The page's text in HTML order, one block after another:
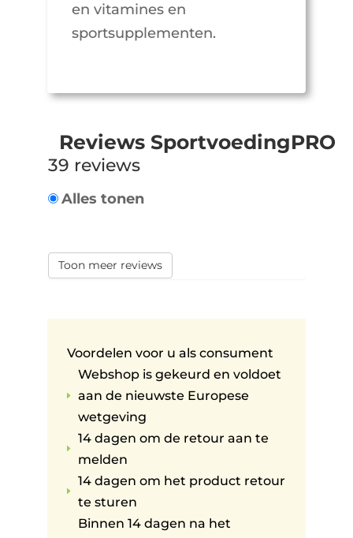
en vitamines en
sportsupplementen.
Reviews SportvoedingPRO
39 reviews
Alles tonen
Toon meer reviews
Voordelen voor u als consument
E
Webshop is gekeurd en voldoet
aan de nieuwste Europese
wetgeving
E
14 dagen om de retour aan te
melden
E
14 dagen om het product retour
te sturen
Binnen 14 dagen na het